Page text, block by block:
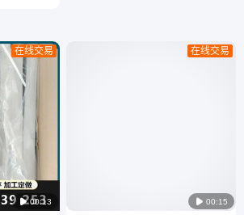
 00:13
在线交易
 00:15
在线交易